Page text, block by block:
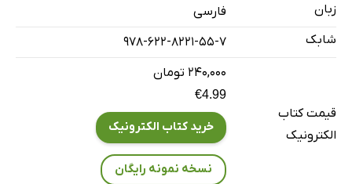
زبان
فارسی
شابک
978-622-8221-55-7
قیمت کتاب
الکترونیک
۲۴۰,۰۰۰ تومان
€4.99
خرید کتاب الکترونیک
نسخه نمونه رایگان